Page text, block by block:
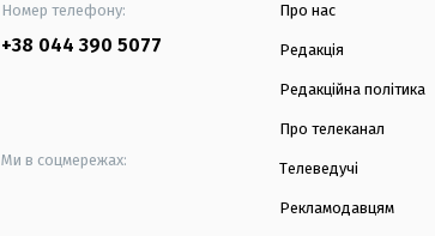
Номер телефону:
+38 044 390 5077
Ми в соцмережах:
Про нас
Редакція
Редакційна політика
Про телеканал
Телеведучі
Рекламодавцям